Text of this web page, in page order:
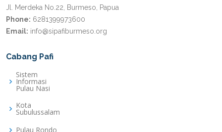
Jl. Merdeka No.22, Burmeso, Papua
Phone: 6281399973600
Email: info@sipafiburmeso.org
Cabang Pafi
Sistem
Informasi
Pulau Nasi
Kota
Subulussalam
Pulau Rondo